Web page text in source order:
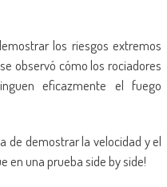
los riesgos extremos
observó cómo los rociadores
eficazmente el fuego
de demostrar la velocidad y el
en una prueba side by side!